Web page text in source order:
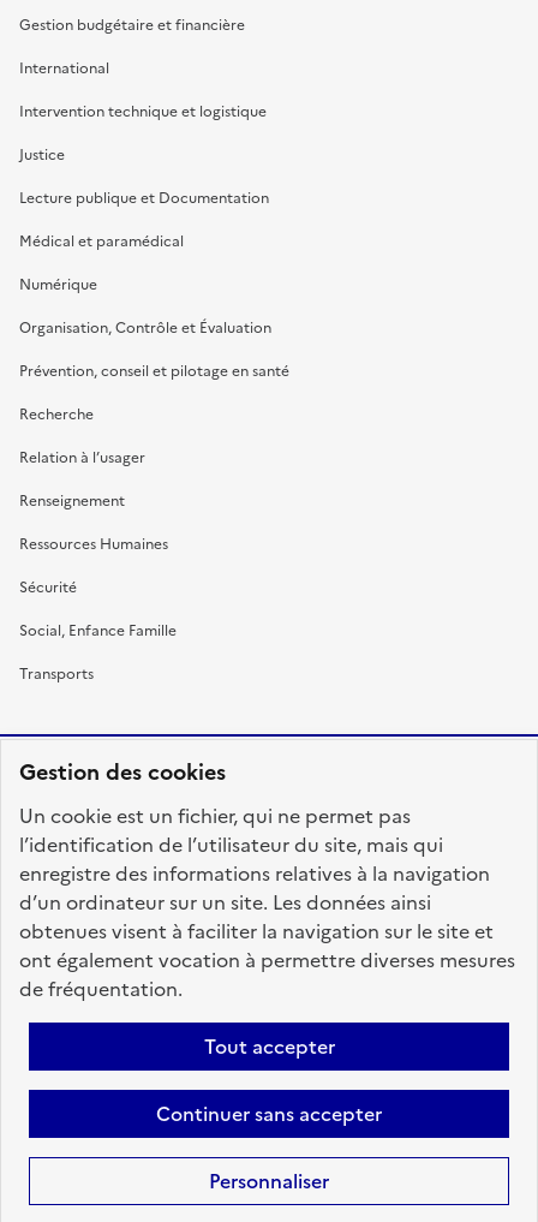
Gestion des cookies
Un cookie est un fichier, qui ne permet pas
l’identification de l’utilisateur du site, mais qui
enregistre des informations relatives à la navigation
d’un ordinateur sur un site. Les données ainsi
obtenues visent à faciliter la navigation sur le site et
ont également vocation à permettre diverses mesures
de fréquentation.
Tout accepter
Continuer sans accepter
Personnaliser
Gestion budgétaire et financière
International
Intervention technique et logistique
Justice
Lecture publique et Documentation
Médical et paramédical
Numérique
Organisation, Contrôle et Évaluation
Prévention, conseil et pilotage en santé
Recherche
Relation à l’usager
Renseignement
Ressources Humaines
Sécurité
Social, Enfance Famille
Transports
FRANÇAISE
fonction-publique.gouv.fr
legifrance.gouv.fr
gouvernement.fr
Accessibilité : totalement conforme
Personnaliser les cookies
Mentions légales Contact
candidats
Sauf mention contraire, tous les textes de ce site sont sous
etalab-2.0